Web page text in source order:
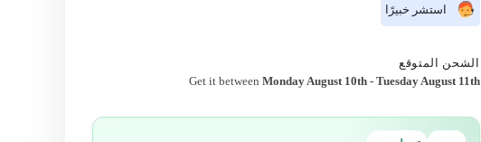
استشر خبيرًا
الشحن المتوقع
Get it between Monday August 10th- Tuesday August 11th